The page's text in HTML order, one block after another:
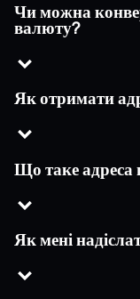
Чи можна
валюту?
Як отримати
Що таке
Як мені